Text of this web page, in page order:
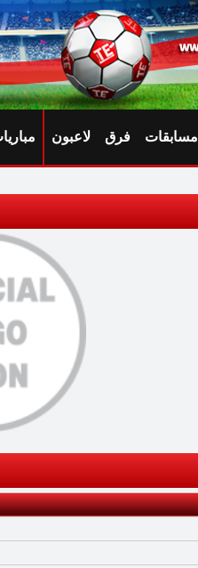
مسابقات فرق لاعبون